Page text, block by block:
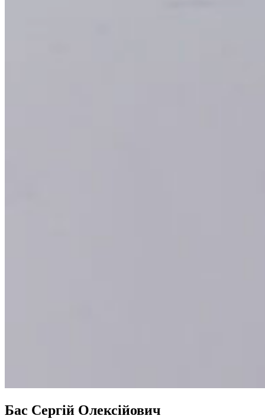
Бас Сергій Олексійович